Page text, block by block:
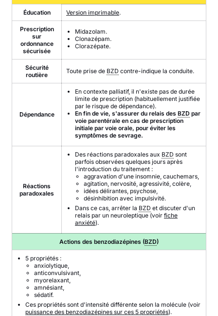
Éducation Version imprimable.
Prescription
sur
ordonnance
sécurisée
Midazolam.
Clonazépam.
Clorazépate.
Sécurité
routière
Toute prise de BZD contre-indique la conduite.
Dépendance
En contexte palliatif, il n'existe pas de durée
limite de prescription (habituellement justifiée
par le risque de dépendance).
En fin de vie, s'assurer du relais des BZD par
voie parentérale en cas de prescription
initiale par voie orale, pour éviter les
symptômes de sevrage.
Réactions
paradoxales
Des réactions paradoxales aux BZD sont
parfois observées quelques jours après
l'introduction du traitement :
aggravation d'une insomnie, cauchemars,
agitation, nervosité, agressivité, colère,
idées délirantes, psychose,
désinhibition avec impulsivité.
Dans ce cas, arrêter la BZD et discuter d'un
relais par un neuroleptique (voir fiche
anxiété).
Actions des benzodiazépines (BZD)
5 propriétés :
anxiolytique,
anticonvulsivant,
myorelaxant,
amnésiant,
sédatif.
Ces propriétés sont d'intensité différente selon la molécule (voir
puissance des benzodiazépines sur ces 5 propriétés).